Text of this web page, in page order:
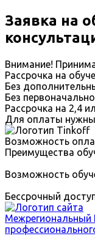
Заявка на
Внимание!
Рассрочка на
Без
Без
Рассрочка на 2,4
Для оплаты
Возможность
Преимущества
Возможность
Бессрочный
Межрегиональный